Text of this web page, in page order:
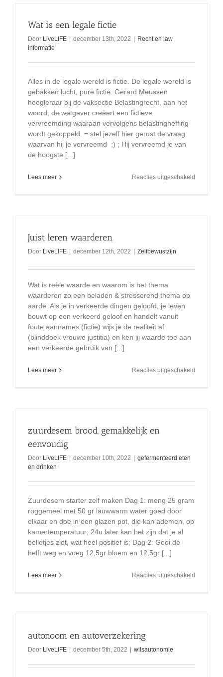
Wat is een legale fictie
Door LiveLIFE | december 13th, 2022 | Recht en law
informatie
Alles in de legale wereld is fictie. De legale wereld is
gebakken lucht, pure fictie. Gerard Meussen
hoogleraar bij de vaksectie Belastingrecht, aan het
woord; de wetgever creëert een fictieve
vervreemding waaraan vervolgens belastingheffing
wordt gekoppeld. = stel jezelf hier gerust de vraag
waarvan hij je vervreemd ;) ; Hij vervreemd je van
de hoogste [...]
Lees meer Reacties uitgeschakeld
Juist leren waarderen
Door LiveLIFE | december 12th, 2022 | Zelfbewustzijn
Wat is reële waarde en waarom is het thema
waarderen zo een beladen & stresserend thema op
aarde. Als je in verkeerde dingen geloofd, je leven
bouwt op een verkeerd geloof en handelt vanuit
foute aannames (fictie) wijs je de realiteit af
(blinddoek vrouwe justitia) en ken jij waarde toe aan
een verkeerde gebruik van [...]
Lees meer Reacties uitgeschakeld
zuurdesem brood, gemakkelijk en
eenvoudig
Door LiveLIFE | december 10th, 2022 | gefermenteerd eten
en drinken
Zuurdesem starter zelf maken Dag 1: meng 25 gram
roggemeel met 50 gr lauwwarm water goed door
elkaar en doe in een glazen pot, die kan ademen, op
kamertemperatuur; 24u later kan het zijn dat je al
belletjes ziet, wat heel positief is; Dag 2: Gooi de
helft weg en voeg 12,5gr bloem en 12,5gr [...]
Lees meer Reacties uitgeschakeld
autonoom en autoverzekering
Door LiveLIFE | december 5th, 2022 | wilsautonomie